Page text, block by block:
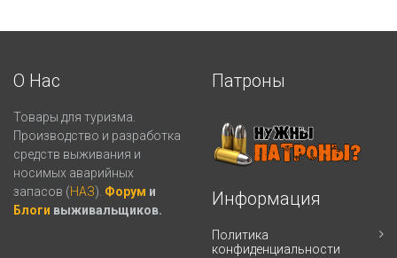
О Нас
Товары для туризма.
Производство и разработка
средств выживания и
носимых аварийных
запасов (НАЗ). Форум и
Блоги выживальщиков.
Патроны
Информация
Политика
конфиденциальности